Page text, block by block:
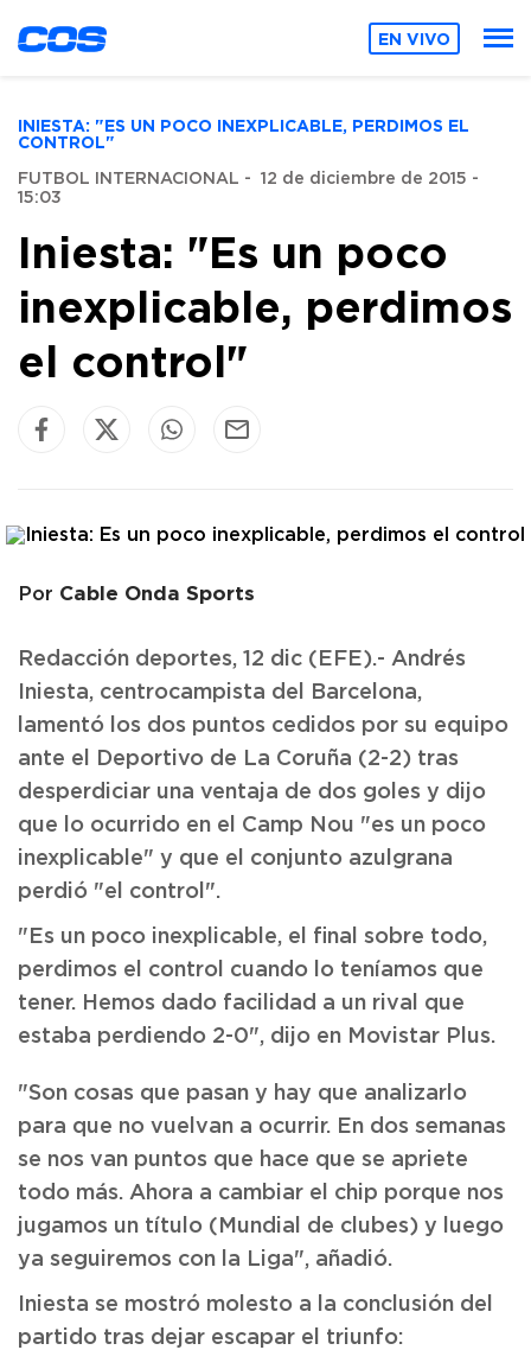
EN VIVO
INIESTA: "ES UN POCO INEXPLICABLE, PERDIMOS EL
CONTROL"
FUTBOL INTERNACIONAL - 12 de diciembre de 2015 -
15:03
Iniesta: "Es un poco
inexplicable, perdimos
el control"
Por Cable Onda Sports
Redacción deportes, 12 dic (EFE).- Andrés
Iniesta, centrocampista del Barcelona,
lamentó los dos puntos cedidos por su equipo
ante el Deportivo de La Coruña (2-2) tras
desperdiciar una ventaja de dos goles y dijo
que lo ocurrido en el Camp Nou "es un poco
inexplicable" y que el conjunto azulgrana
perdió "el control".
"Es un poco inexplicable, el final sobre todo,
perdimos el control cuando lo teníamos que
tener. Hemos dado facilidad a un rival que
estaba perdiendo 2-0", dijo en Movistar Plus.
"Son cosas que pasan y hay que analizarlo
para que no vuelvan a ocurrir. En dos semanas
se nos van puntos que hace que se apriete
todo más. Ahora a cambiar el chip porque nos
jugamos un título (Mundial de clubes) y luego
ya seguiremos con la Liga", añadió.
Iniesta se mostró molesto a la conclusión del
partido tras dejar escapar el triunfo: